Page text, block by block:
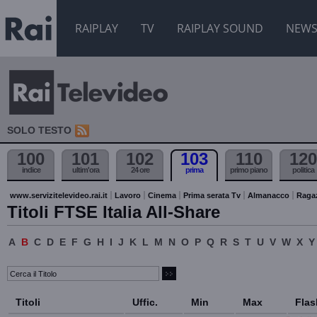
RAIPLAY TV RAIPLAY SOUND NEWS
SOLO TESTO
100
indice
101
ultim'ora
102
24 ore
103
prima
110
primo piano
120
politica
www.servizitelevideo.rai.it Lavoro Cinema Prima serata Tv Almanacco
Titoli FTSE Italia All-Share
A B C D E F G H I J K L M N O P Q R S T U V W X Y
Titoli Uffic. Min Max